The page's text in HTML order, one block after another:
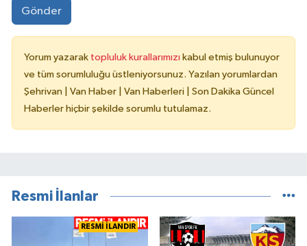
Gönder
Yorum yazarak topluluk kurallarımızı kabul etmiş bulunuyor
ve tüm sorumluluğu üstleniyorsunuz. Yazılan yorumlardan
Şehrivan | Van Haber | Van Haberleri | Son Dakika Güncel
Haberler hiçbir şekilde sorumlu tutulamaz.
Resmi İlanlar
RESMİ İLANDIR